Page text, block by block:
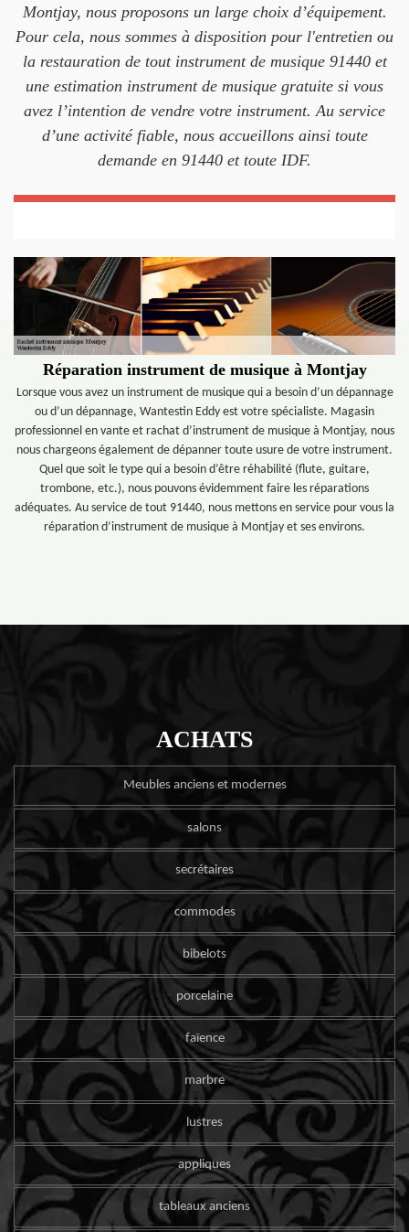
Montjay, nous proposons un large choix d’équipement.
Pour cela, nous sommes à disposition pour l'entretien ou
la restauration de tout instrument de musique 91440 et
une estimation instrument de musique gratuite si vous
avez l’intention de vendre votre instrument. Au service
d’une activité fiable, nous accueillons ainsi toute
demande en 91440 et toute IDF.
Réparation instrument de musique à Montjay
Lorsque vous avez un instrument de musique qui a besoin d’un dépannage
ou d’un dépannage, Wantestin Eddy est votre spécialiste. Magasin
professionnel en vante et rachat d’instrument de musique à Montjay, nous
nous chargeons également de dépanner toute usure de votre instrument.
Quel que soit le type qui a besoin d’être réhabilité (flute, guitare,
trombone, etc.), nous pouvons évidemment faire les réparations
adéquates. Au service de tout 91440, nous mettons en service pour vous la
réparation d’instrument de musique à Montjay et ses environs.
ACHATS
Meubles anciens et modernes
salons
secrétaires
commodes
bibelots
porcelaine
faïence
marbre
lustres
appliques
tableaux anciens